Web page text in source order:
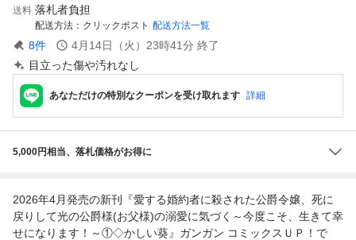
送料 落札者負担
配送方法 クリックポスト 配送方法一覧
8件 4月14日（火）23時41分 終了
目立った傷や汚れなし
あなただけの特別なクーポンを受け取れます 詳細
5,000円相当、落札価格がお得に
2026年4月発売の新刊『愛する婚約者に殺された公爵令嬢、死に
戻りして光の公爵様(お父様)の溺愛に気づく～今度こそ、生きて幸
せになります！～①◇かしい葵』ガンガン コミックスＵＰ！で